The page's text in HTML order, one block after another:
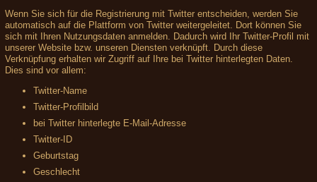
Wenn Sie sich für die Registrierung mit Twitter entscheiden, werden Sie
automatisch auf die Plattform von Twitter weitergeleitet. Dort können Sie
sich mit Ihren Nutzungsdaten anmelden. Dadurch wird Ihr Twitter-Profil mit
unserer Website bzw. unseren Diensten verknüpft. Durch diese
Verknüpfung erhalten wir Zugriff auf Ihre bei Twitter hinterlegten Daten.
Dies sind vor allem:
Twitter-Name
Twitter-Profilbild
bei Twitter hinterlegte E-Mail-Adresse
Twitter-ID
Geburtstag
Geschlecht